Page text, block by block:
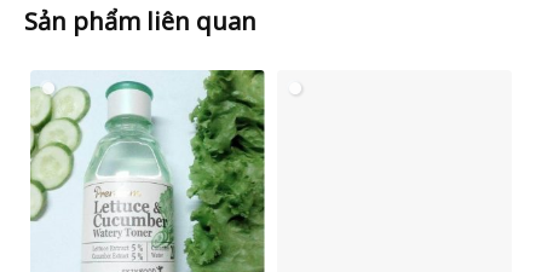
Sản phẩm liên quan